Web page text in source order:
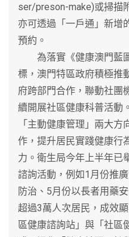
ser/preson-make)或掃描
亦可透過「一戶通」新增
預約。
為落實《健康澳門藍
標，澳門特區政府積極推
府跨部門合作，聯動社團
續開展社區健康科普活動
「主動健康管理」兩大
作，提升居民實踐健康行
力。衛生局今年上半年已
諮詢活動，例如1月份推
防治、5月份以長者用藥
超過3萬人次居民，成效
區健康諮詢站」與「社區